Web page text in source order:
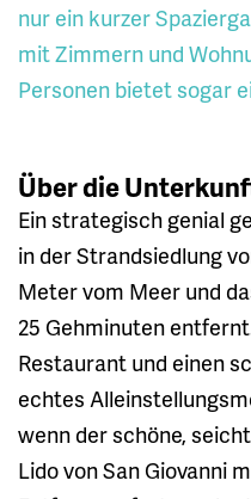
nur ein kurzer
mit Zimmern und
Personen bietet sogar
Über die
Ein strategisch genial
in der Strandsiedlung
Meter vom Meer und
25 Gehminuten
Restaurant und einen
echtes
wenn der schöne,
Lido von San Giovanni